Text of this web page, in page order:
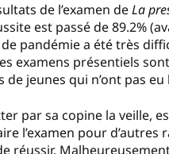
de l’examen deLa
est passé de 89.2%
pandémie a été très
examens présentiels
jeunes qui n’ont pas eu
par sa copine la veille,
l’examen pour
réussir.